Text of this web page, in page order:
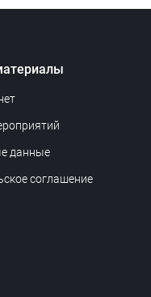
данные
соглашение